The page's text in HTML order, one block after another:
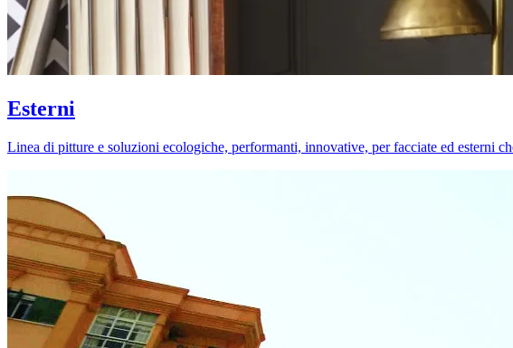
Esterni
Linea di pitture e soluzioni ecologiche, performanti, innovative, per facciate ed esterni